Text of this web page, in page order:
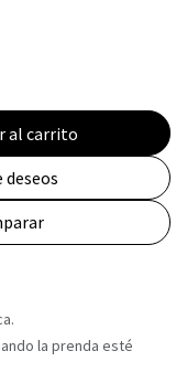
al carrito
la prenda esté